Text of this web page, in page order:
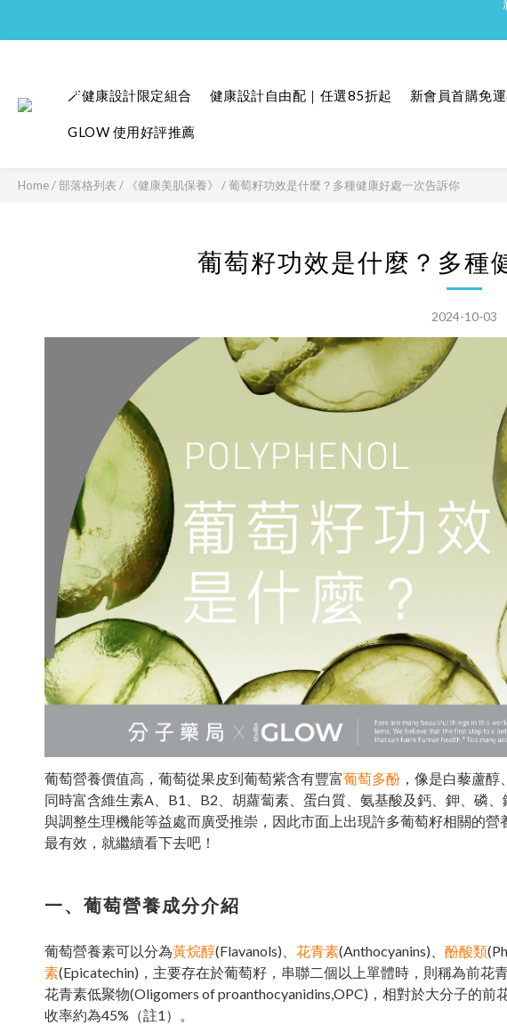
🪄健康設計限定組合 健康設計自由配｜任選85折起 新會員首購免
GLOW 使用好評推薦
Home/部落格列表 / 《健康美肌保養》 /葡萄籽功效是什麼？多種健康好處一次告訴你
葡萄籽功效是什麼？多種
2024-10-03
葡萄營養價值高，葡萄從果皮到葡萄紫含有豐富葡萄多酚 ，像是白藜蘆
同時富含維生素A、B1、B2、胡蘿蔔素、蛋白質、氨基酸及鈣、鉀、磷
與調整生理機能等益處而廣受推崇，因此市面上出現許多葡萄籽相關的
最有效，就繼續看下去吧！
一、葡萄營養成分介紹
葡萄營養素可以分為黃烷醇(Flavanols)、 花青素(Anthocyanins)、 酚酸類
素(Epicatechin)，主要存在於葡萄籽，串聯二個以上單體時，則稱為前花
花青素低聚物(Oligomers of proanthocyanidins,OPC)，相對於大分子的
收率約為45%（註1）。